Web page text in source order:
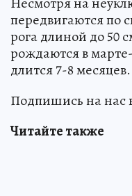
передвигаются по
рога длиной до 50
рождаются в
длится 7-8 месяцев.
Подпишись на нас
Читайте также